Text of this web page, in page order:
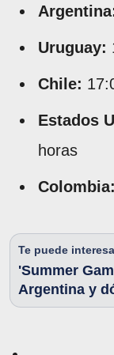
Uruguay:
Chile:
Estados
horas
Colombia:
Te puede
'Summer
Argentina y